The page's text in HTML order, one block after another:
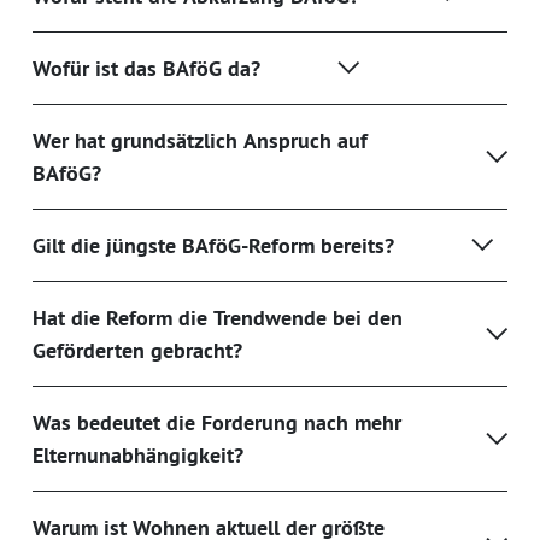
Wofür ist das BAföG da?
Wer hat grundsätzlich Anspruch auf
BAföG?
Gilt die jüngste BAföG-Reform bereits?
Hat die Reform die Trendwende bei den
Geförderten gebracht?
Was bedeutet die Forderung nach mehr
Elternunabhängigkeit?
Warum ist Wohnen aktuell der größte